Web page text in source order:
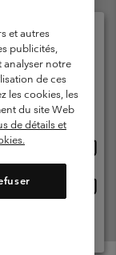
Impressum
et autres
publicités,
analyser notre
de ces
les cookies, les
du site Web
de détails et
et
ligne